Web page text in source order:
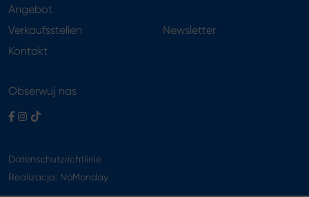
Angebot
Verkaufsstellen
Kontakt
Newsletter
Obserwuj nas
Datenschutzrichtlinie
Realizacja: NoMonday